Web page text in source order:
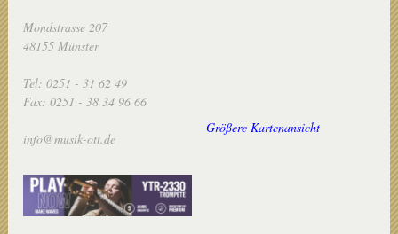
Mondstrasse 207
48155 Münster
Tel: 0251 - 31 62 49
Fax: 0251 - 38 34 96 66
info@musik-ott.de
Größere Kartenansicht